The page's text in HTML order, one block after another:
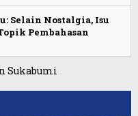
Selain Nostalgia, Isu
Pembahasan